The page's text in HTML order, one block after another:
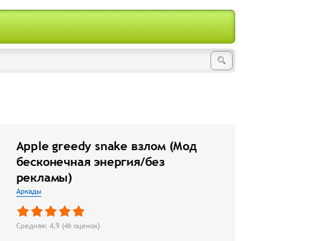
Apple greedy snake взлом (Мод
бесконечная энергия/без
рекламы)
Аркады
Средняя: 4,9 (46оценок)